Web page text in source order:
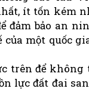
ít tốn kém
đảm bảo an
một quốc
trên để
lực đất đai